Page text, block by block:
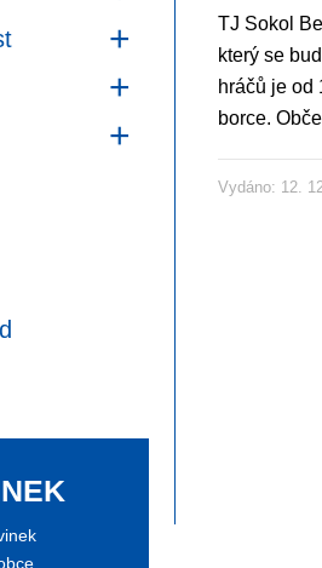
TJ Sokol
který se
hráčů je od
borce.
Vydáno: 12.